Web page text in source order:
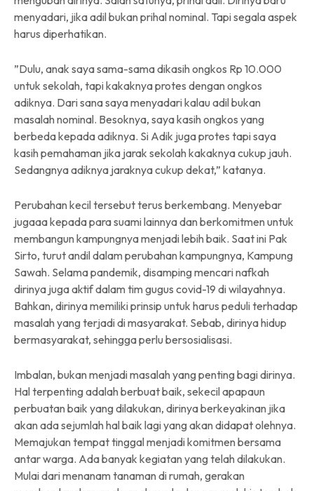
menyadari, jika adil bukan prihal nominal. Tapi segala aspek
harus diperhatikan.
”Dulu, anak saya sama-sama dikasih ongkos Rp 10.000
untuk sekolah, tapi kakaknya protes dengan ongkos
adiknya. Dari sana saya menyadari kalau adil bukan
masalah nominal. Besoknya, saya kasih ongkos yang
berbeda kepada adiknya. Si Adik juga protes tapi saya
kasih pemahaman jika jarak sekolah kakaknya cukup jauh.
Sedangnya adiknya jaraknya cukup dekat,” katanya.
Perubahan kecil tersebut terus berkembang. Menyebar
jugaaa kepada para suami lainnya dan berkomitmen untuk
membangun kampungnya menjadi lebih baik. Saat ini Pak
Sirto, turut andil dalam perubahan kampungnya, Kampung
Sawah. Selama pandemik, disamping mencari nafkah
dirinya juga aktif dalam tim gugus covid-19 di wilayahnya.
Bahkan, dirinya memiliki prinsip untuk harus peduli terhadap
masalah yang terjadi di masyarakat. Sebab, dirinya hidup
bermasyarakat, sehingga perlu bersosialisasi.
Imbalan, bukan menjadi masalah yang penting bagi dirinya.
Hal terpenting adalah berbuat baik, sekecil apapaun
perbuatan baik yang dilakukan, dirinya berkeyakinan jika
akan ada sejumlah hal baik lagi yang akan didapat olehnya.
Memajukan tempat tinggal menjadi komitmen bersama
antar warga. Ada banyak kegiatan yang telah dilakukan.
Mulai dari menanam tanaman di rumah, gerakan